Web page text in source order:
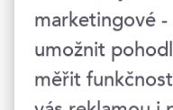
rámci
DevOps). Jako
mimo práce
běhání,
marketingové
umožnit
měřit